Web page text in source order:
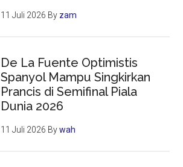
11 Juli 2026 By zam
De La Fuente Optimistis
Spanyol Mampu Singkirkan
Prancis di Semifinal Piala
Dunia 2026
11 Juli 2026 Bywah